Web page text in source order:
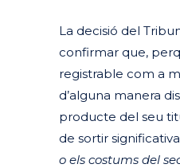
La decisió del
confirmar que,
registrable com a
d’alguna manera
producte del seu
de sortir
o els costums del